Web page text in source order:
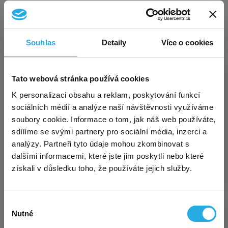
Souhlas Detaily Více o cookies
Tato webová stránka používá cookies
K personalizaci obsahu a reklam, poskytování funkcí
sociálních médií a analýze naší návštěvnosti využíváme
soubory cookie. Informace o tom, jak náš web používáte,
sdílíme se svými partnery pro sociální média, inzerci a
analýzy. Partneři tyto údaje mohou zkombinovat s
dalšími informacemi, které jste jim poskytli nebo které
získali v důsledku toho, že používáte jejich služby.
souhlasu
Nutné
KATEGORIE ŽIVNOSTÍ
volné živnosti
Exkluzivní akce pro nové
zákazníky – virtuální sídlo za
polovinu!
Sháníte solidní a přitom levné virtuální sídlo
OSVČ, firmu či spolek? Využijte mimořádnou akci a
sjednejte si u nás sídlona adrese Kurzova, Praha
, tak i na
STANDARD a PREMIUM. Výběr varianty je